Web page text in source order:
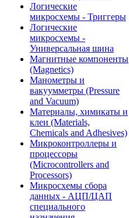
Логические
микросхемы - Триггеры
Логические
микросхемы -
Универсальная шина
Магнитные компоненты
(Magnetics)
Манометры и
вакуумметры (Pressure
and Vacuum)
Материалы, химикаты и
клеи (Materials,
Chemicals and Adhesives)
Микроконтроллеры и
процессоры
(Microcontrollers and
Processors)
Микросхемы сбора
данных - АЦП/ЦАП
специального